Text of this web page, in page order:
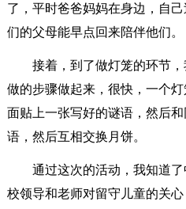
了，平时爸爸妈妈在身边，自
们的父母能早点回来陪伴他们。
接着，到了做灯笼的环节
做的步骤做起来，很快，一个
面贴上一张写好的谜语，然后
语，然后互相交换月饼。
通过这次的活动，我知道
校领导和老师对留守儿童的关